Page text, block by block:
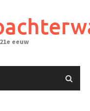
eeuw